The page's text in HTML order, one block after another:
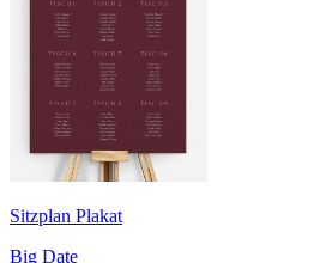
Sitzplan Plakat
Big Date